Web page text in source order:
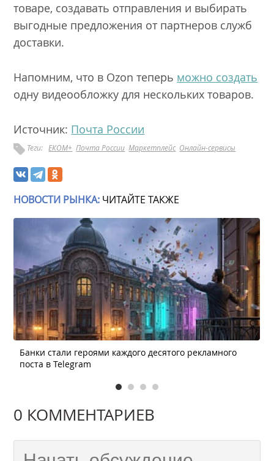
товаре, создавать отправления и выбирать
выгодные предложения от партнеров служб
доставки.
Напомним, что в Ozon теперь можно создать
одну видеообложку для нескольких товаров.
Источник: Почта России
Теги: ЕКОМ+ Почта России Маркетплейс Онлайн-сервисы
НОВОСТИ РЫНКА: ЧИТАЙТЕ ТАКЖЕ
Банки стали героями каждого десятого рекламного
поста в Telegram
0 КОММЕНТАРИЕВ